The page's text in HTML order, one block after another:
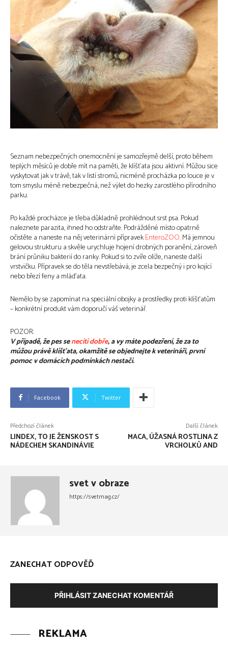
Seznam nebezpečných onemocnění je samozřejmě delší, proto během
teplých měsíců je dobře mít na paměti, že klíšťata jsou aktivní. Můžou sice
vyskytovat jak v trávě, tak v listí stromů, nicméně procházka po louce je v
tom smyslu méně nebezpečná, než výlet do hezky zarostlého přírodního
parku.
Po každé procházce je třeba důkladně prohlédnout srst psa. Pokud
naleznete parazita, ihned ho odstraňte. Podrážděné místo opatrně
očistěte a naneste na něj veterinární přípravekEnteroZOO. Má jemnou
gelovou strukturu a skvěle urychluje hojení drobných poranění, zároveň
brání průniku bakterií do ranky. Pokud si to zvíře olíže, naneste další
vrstvičku. Přípravek se do těla nevstřebává, je zcela bezpečný i pro kojící
nebo březí feny a mláďata.
Nemělo by se zapomínat na speciální obojky a prostředky proti klíšťatům
– konkrétní produkt vám doporučí váš veterinář.
POZOR:
V případě, že pes senecítí dobře, a vy máte podezření, že za to
můžou právě klíšťata, okamžitě se objednejte k veterináři, první
pomoc v domácích podmínkách nestačí.
Facebook Twitter
Předchozí článek
LINDEX, TO JE ŽENSKOST S
NÁDECHEM SKANDINÁVIE
Další článek
MACA, ÚŽASNÁ ROSTLINA Z
VRCHOLKŮ AND
svet v obraze
https://svetmag.cz/
ZANECHAT ODPOVĚĎ
PŘIHLÁSIT ZANECHAT KOMENTÁŘ
REKLAMA